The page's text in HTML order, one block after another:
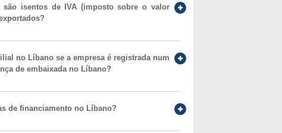
são isentos de IVA (imposto sobre o valor
no Líbano se a empresa é registrada num
de embaixada no Líbano?
de financiamento no Líbano?